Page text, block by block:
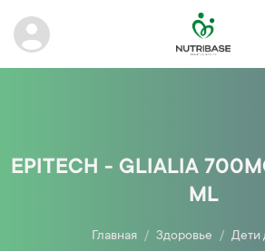
EPITECH - GLIALIA
ML
Главная Здоровье Дети